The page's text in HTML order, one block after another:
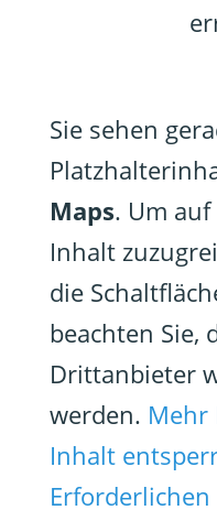
Sie sehen
Maps. Um
Inhalt
die
beachten Sie,
Drittanbieter
werden. Mehr
Inhalt
Erforderlichen